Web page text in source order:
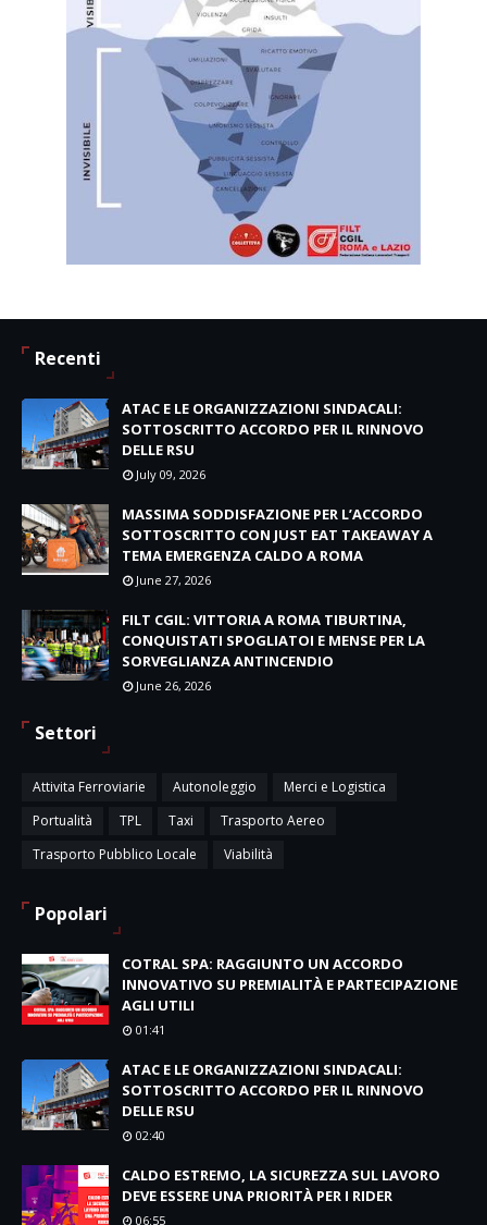
Recenti
ATAC E LE ORGANIZZAZIONI SINDACALI:
SOTTOSCRITTO ACCORDO PER IL RINNOVO
DELLE RSU
July 09, 2026
MASSIMA SODDISFAZIONE PER L’ACCORDO
SOTTOSCRITTO CON JUST EAT TAKEAWAY A
TEMA EMERGENZA CALDO A ROMA
June 27, 2026
FILT CGIL: VITTORIA A ROMA TIBURTINA,
CONQUISTATI SPOGLIATOI E MENSE PER LA
SORVEGLIANZA ANTINCENDIO
June 26, 2026
Settori
Attivita Ferroviarie Autonoleggio
Merci e Logistica
Portualità
TPL Taxi
Trasporto Aereo
Trasporto Pubblico Locale
Viabilità
Popolari
COTRAL SPA: RAGGIUNTO UN ACCORDO
INNOVATIVO SU PREMIALITÀ E PARTECIPAZIONE
AGLI UTILI
01:41
ATAC E LE ORGANIZZAZIONI SINDACALI:
SOTTOSCRITTO ACCORDO PER IL RINNOVO
DELLE RSU
02:40
CALDO ESTREMO, LA SICUREZZA SUL LAVORO
DEVE ESSERE UNA PRIORITÀ PER I RIDER
06:55